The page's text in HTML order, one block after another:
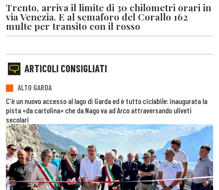
Trento, arriva il limite di 30 chilometri orari in
via Venezia. E al semaforo del Corallo 162
multe per transito con il rosso
ARTICOLI CONSIGLIATI
ALTO GARDA
C'è un nuovo accesso al lago di Garda ed è tutto ciclabile: inaugurata la
pista «da cartolina» che da Nago va ad Arco attraversando uliveti
secolari